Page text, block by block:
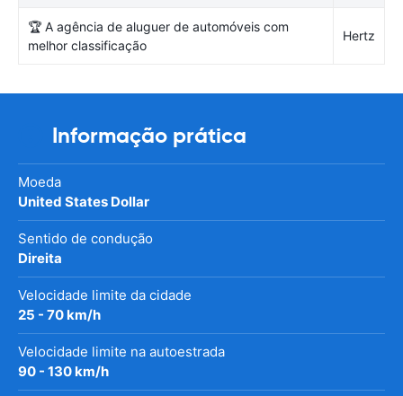
🏆 A agência de aluguer de automóveis com
melhor classificação
Hertz
Informação prática
Moeda
United States Dollar
Sentido de condução
Direita
Velocidade limite da cidade
25 - 70 km/h
Velocidade limite na autoestrada
90 - 130 km/h